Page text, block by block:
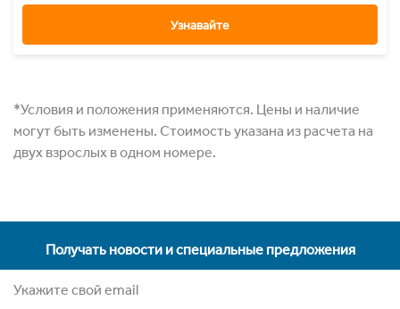
Узнавайте
*Условия и положения применяются. Цены и наличие
могут быть изменены. Стоимость указана из расчета на
двух взрослых в одном номере.
Получать новости и специальные предложения